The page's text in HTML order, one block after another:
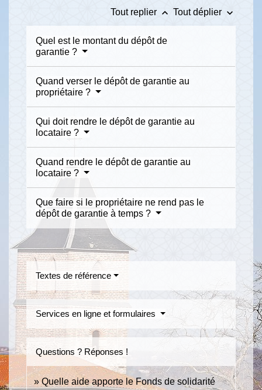
Tout replier keyboard_arrow_up Tout déplier keyboard_arrow_down
Quel est le montant du dépôt de
garantie ?
Quand verser le dépôt de garantie au
propriétaire ?
Qui doit rendre le dépôt de garantie au
locataire ?
Quand rendre le dépôt de garantie au
locataire ?
Que faire si le propriétaire ne rend pas le
dépôt de garantie à temps ?
Textes de référence
Services en ligne et formulaires
Questions ? Réponses !
Quelle aide apporte le Fonds de solidarité